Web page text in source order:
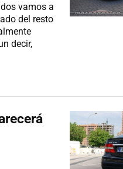
vamos a
del resto
decir,